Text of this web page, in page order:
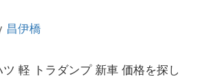
昌伊橋
軽 トラダンプ 新車 価格を探し